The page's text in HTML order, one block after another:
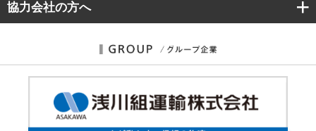
協力会社の方へ